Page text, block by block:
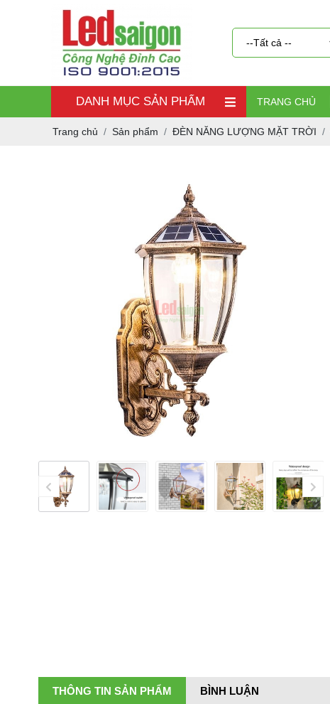
DANH MỤC SẢN PHẨM TRANG CHỦ
Trang chủ Sản phẩm ĐÈN NĂNG LƯỢNG MẶT TRỜI
THÔNG TIN SẢN PHẨM BÌNH LUẬN